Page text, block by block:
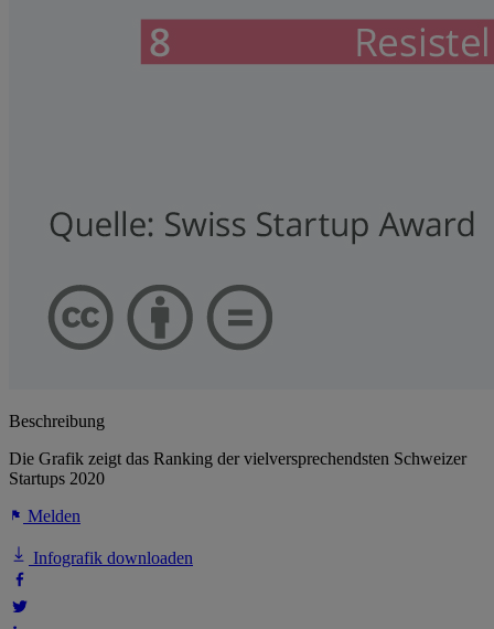
Beschreibung
Die Grafik zeigt das Ranking der vielversprechendsten Schweizer
Startups 2020
Melden
Infografik downloaden